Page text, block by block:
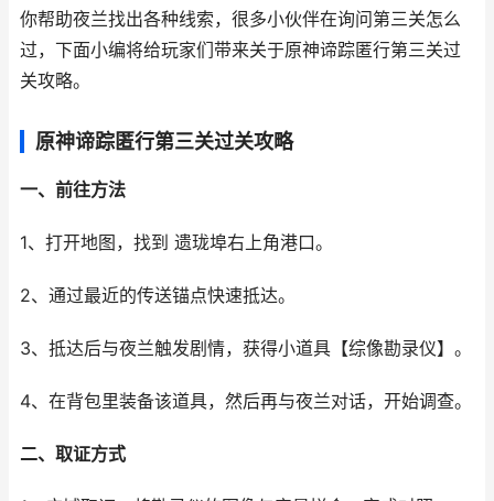
你帮助夜兰找出各种线索，很多小伙伴在询问第三关怎么
过，下面小编将给玩家们带来关于原神谛踪匿行第三关过
关攻略。
原神谛踪匿行第三关过关攻略
一、前往方法
1、打开地图，找到 遗珑埠右上角港口。
2、通过最近的传送锚点快速抵达。
3、抵达后与夜兰触发剧情，获得小道具【综像勘录仪】。
4、在背包里装备该道具，然后再与夜兰对话，开始调查。
二、取证方式